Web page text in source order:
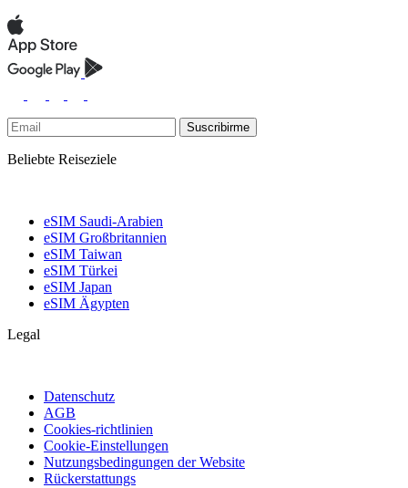
Suscribirme
Beliebte Reiseziele
eSIM Saudi-Arabien
eSIM Großbritannien
eSIM Taiwan
eSIM Türkei
eSIM Japan
eSIM Ägypten
Legal
Datenschutz
AGB
Cookies-richtlinien
Cookie-Einstellungen
Nutzungsbedingungen der Website
Rückerstattungs